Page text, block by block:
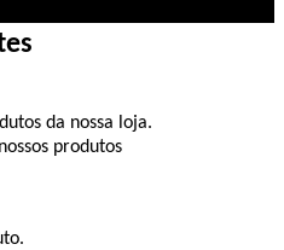
da nossa loja.
produtos